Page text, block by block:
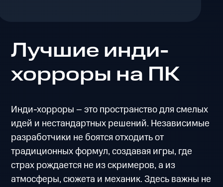
Лучшие инди-
хорроры на ПК
Инди-хорроры – это пространство для смелых
идей и нестандартных решений. Независимые
разработчики не боятся отходить от
традиционных формул, создавая игры, где
страх рождается не из скримеров, а из
атмосферы, сюжета и механик. Здесь важны не